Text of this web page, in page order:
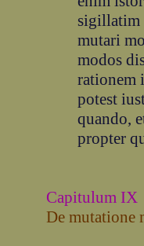
sigillatim
mutari
modos
rationem
potest
quando,
propter
Capitulum IX
De mutatione